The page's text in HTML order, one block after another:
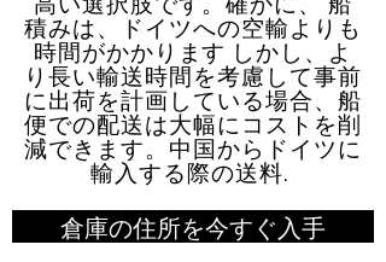
高い選択肢です。確かに、 船
積みは、ドイツへの空輸よりも
時間がかかります しかし、よ
り長い輸送時間を考慮して事前
に出荷を計画している場合、船
便での配送は大幅にコストを削
減できます。中国からドイツに
輸入する際の送料.
倉庫の住所を今すぐ入手